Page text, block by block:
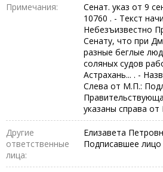
Примечания:
Сенат. указ от 9
10760 . - Текст
Небезъизвестно
Сенату, что при
разные беглые
соляных судов
Астрахань... . -
Слева от М.П.:
указаны справа
Другие
ответственные
лица:
Елизавета
Подписавшее лицо